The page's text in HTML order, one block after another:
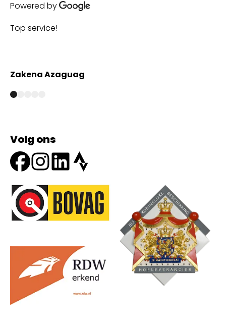
Powered by
Top service!
Zakena Azaguag
Volg ons
Onze partners